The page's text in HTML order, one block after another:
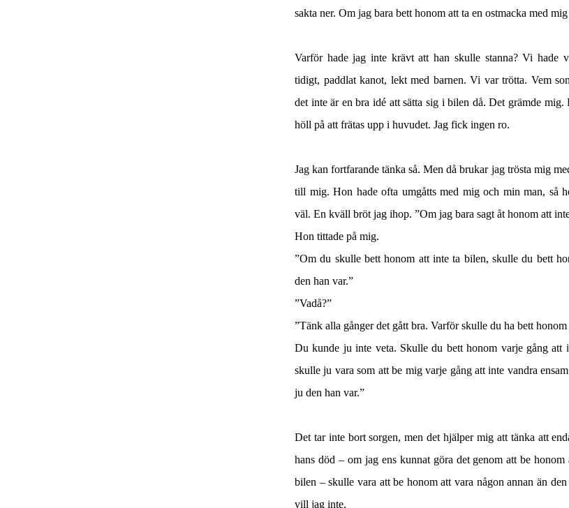
sakta ner. Om jag bara bett honom att ta en ostmacka med
Varför hade jag inte krävt att han skulle stanna? Vi hade
tidigt, paddlat kanot, lekt med barnen. Vi var trötta. Vem
det inte är en bra idé att sätta sig i bilen då. Det grämde mig.
höll på att frätas upp i huvudet. Jag fick ingen ro.
Jag kan fortfarande tänka så. Men då brukar jag trösta mig
till mig. Hon hade ofta umgåtts med mig och min man, så
väl. En kväll bröt jag ihop. ”Om jag bara sagt åt honom att
Hon tittade på mig.
”Om du skulle bett honom att inte ta bilen, skulle du bett
den han var.”
”Vadå?”
”Tänk alla gånger det gått bra. Varför skulle du ha bett
Du kunde ju inte veta. Skulle du bett honom varje gång att
skulle ju vara som att be mig varje gång att inte vandra
ju den han var.”
Det tar inte bort sorgen, men det hjälper mig att tänka att
hans död – om jag ens kunnat göra det genom att be honom
bilen – skulle vara att be honom att vara någon annan än
vill jag inte.